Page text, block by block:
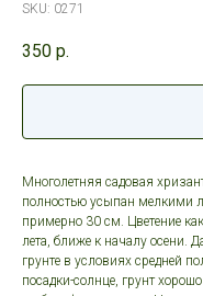
SKU: 0271
350 р.
Многолетняя садовая
полностью усыпан мелкими
примерно 30 см. Цветение
лета, ближе к началу осени.
грунте в условиях средней
посадки-солнце, грунт